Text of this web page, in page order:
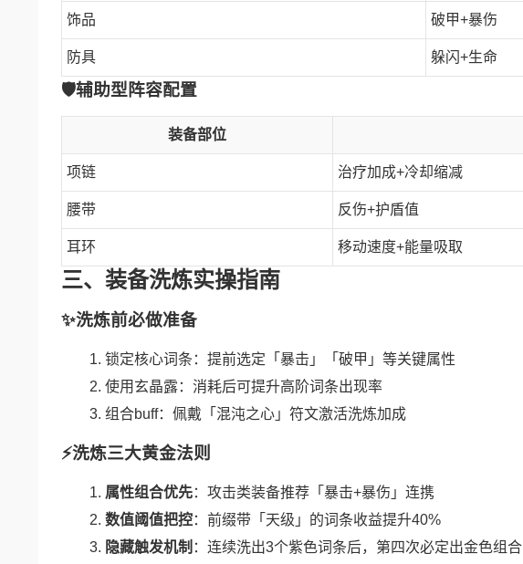
饰品 破甲+暴伤
防具 躲闪+生命
🛡辅助型阵容配置
装备部位
项链 治疗加成+冷却缩减
腰带 反伤+护盾值
耳环 移动速度+能量吸取
三、装备洗炼实操指南
✨洗炼前必做准备
锁定核心词条：提前选定「暴击」「破甲」等关键属性
使用玄晶露：消耗后可提升高阶词条出现率
组合buff：佩戴「混沌之心」符文激活洗炼加成
⚡洗炼三大黄金法则
属性组合优先：攻击类装备推荐「暴击+暴伤」连携
数值阈值把控：前缀带「天级」的词条收益提升40%
隐藏触发机制 ：连续洗出3个紫色词条后，第四次必定出金色组合